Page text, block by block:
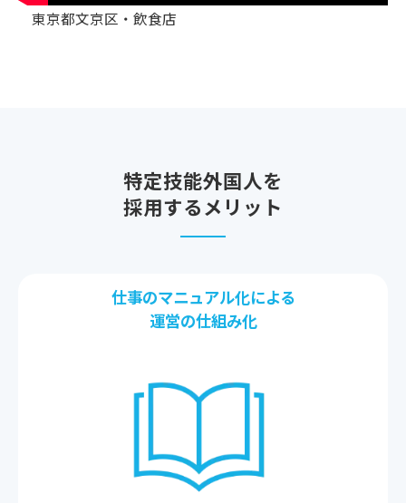
東京都文京区・飲食店
特定技能外国人を
採用するメリット
仕事のマニュアル化による
運営の仕組み化